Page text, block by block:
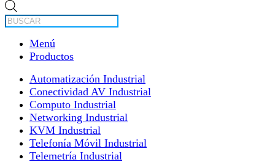
de
productos
Menú
Productos
Automatización Industrial
Conectividad AV Industrial
Computo Industrial
Networking Industrial
KVM Industrial
Telefonía Móvil Industrial
Telemetría Industrial